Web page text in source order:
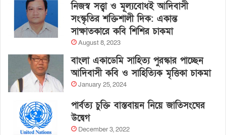
নিজস্ব সত্ত্বা ও মূল্যবোধই আদিবাসী
সংস্কৃতির শক্তিশালী দিক: একান্ত
সাক্ষাতকারে কবি শিশির চাকমা
August 8, 2023
বাংলা একাডেমি সাহিত্য পুরস্কার পাচ্ছেন
আদিবাসী কবি ও সাহিত্যিক মৃত্তিকা চাকমা
January 25, 2024
পার্বত্য চুক্তি বাস্তবায়ন নিয়ে জাতিসংঘের
উদ্বেগ
December 3, 2022